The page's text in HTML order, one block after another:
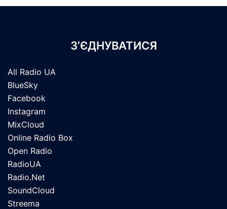
З’ЄДНУВАТИСЯ
All Radio UA
BlueSky
Facebook
Instagram
MixCloud
Online Radio Box
Open Radio
RadioUA
Radio.Net
SoundCloud
Streema